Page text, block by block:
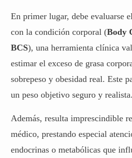
En primer lugar, debe evaluarse
con la condición corporal (Body
BCS), una herramienta clínica
estimar el exceso de grasa
sobrepeso y obesidad real. Este
un peso objetivo seguro y realista.
Además, resulta imprescindible
médico, prestando especial
endocrinas o metabólicas que